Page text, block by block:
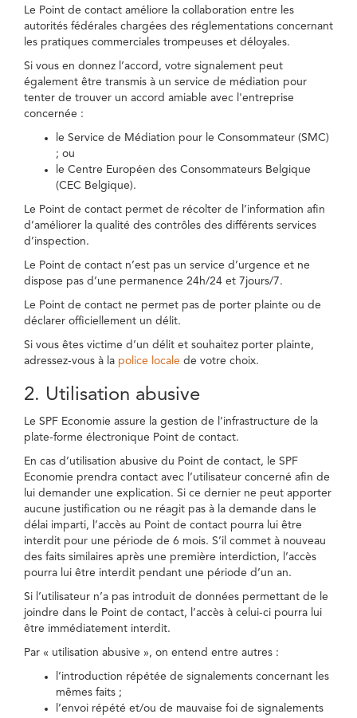
Le Point de contact améliore la collaboration entre les
autorités fédérales chargées des réglementations concernant
les pratiques commerciales trompeuses et déloyales.
Si vous en donnez l’accord, votre signalement peut
également être transmis à un service de médiation pour
tenter de trouver un accord amiable avec l'entreprise
concernée :
le Service de Médiation pour le Consommateur (SMC)
; ou
le Centre Européen des Consommateurs Belgique
(CEC Belgique).
Le Point de contact permet de récolter de l’information afin
d’améliorer la qualité des contrôles des différents services
d’inspection.
Le Point de contact n’est pas un service d’urgence et ne
dispose pas d’une permanence 24h/24 et 7jours/7.
Le Point de contact ne permet pas de porter plainte ou de
déclarer officiellement un délit.
Si vous êtes victime d’un délit et souhaitez porter plainte,
adressez-vous à la police locale de votre choix.
2. Utilisation abusive
Le SPF Economie assure la gestion de l’infrastructure de la
plate-forme électronique Point de contact.
En cas d’utilisation abusive du Point de contact, le SPF
Economie prendra contact avec l’utilisateur concerné afin de
lui demander une explication. Si ce dernier ne peut apporter
aucune justification ou ne réagit pas à la demande dans le
délai imparti, l’accès au Point de contact pourra lui être
interdit pour une période de 6 mois. S’il commet à nouveau
des faits similaires après une première interdiction, l’accès
pourra lui être interdit pendant une période d’un an.
Si l’utilisateur n’a pas introduit de données permettant de le
joindre dans le Point de contact, l’accès à celui-ci pourra lui
être immédiatement interdit.
Par « utilisation abusive », on entend entre autres :
l’introduction répétée de signalements concernant les
mêmes faits ;
l’envoi répété et/ou de mauvaise foi de signalements